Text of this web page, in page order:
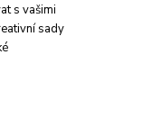
s vašimi
sady